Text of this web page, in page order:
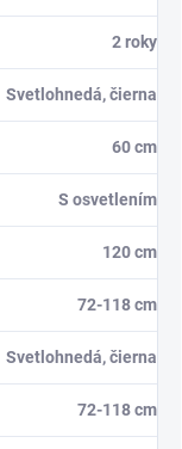
2 roky
Svetlohnedá, čierna
60 cm
S osvetlením
120 cm
72-118 cm
Svetlohnedá, čierna
72-118 cm